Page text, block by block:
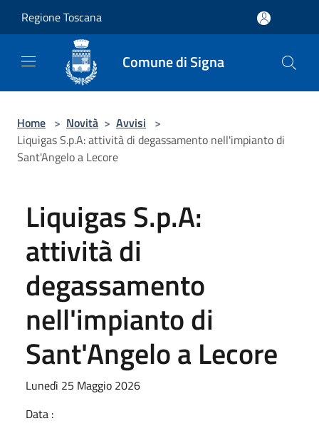
Regione Toscana
Comune di Signa
Home > Novità > Avvisi >
Liquigas S.p.A: attività di degassamento nell'impianto di
Sant'Angelo a Lecore
Liquigas S.p.A:
attività di
degassamento
nell'impianto di
Sant'Angelo a Lecore
Lunedì 25 Maggio 2026
Data :